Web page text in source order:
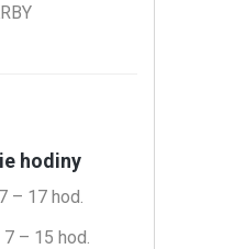
hodiny
– 17 hod.
– 15 hod.